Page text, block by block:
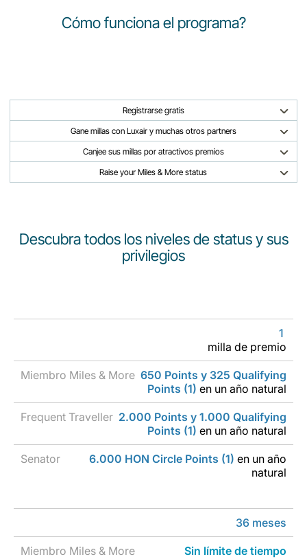
Cómo funciona el programa?
Registrarse gratis
Gane millas con Luxair y muchas otros partners
Canjee sus millas por atractivos premios
Raise your Miles & More status
Descubra todos los niveles de status y sus
privilegios
More
Member
1
milla de premio
650 Points y 325 Qualifying
Points (1) en un año natural
2.000 Points y 1.000 Qualifying
Points (1) en un año natural
6.000 HON Circle Points (1) en un año
natural
36 meses
Sin límite de tiempo